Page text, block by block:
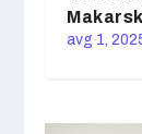
avg 1,